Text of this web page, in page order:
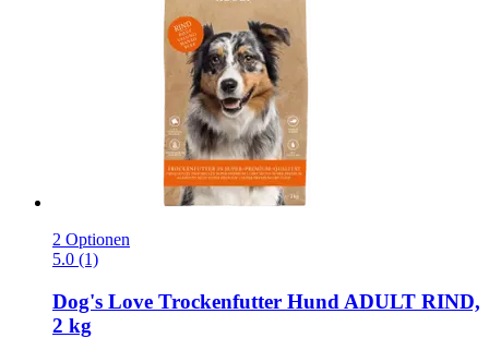
2 Optionen
5.0 (1)
Dog's Love Trockenfutter Hund ADULT RIND,
2 kg